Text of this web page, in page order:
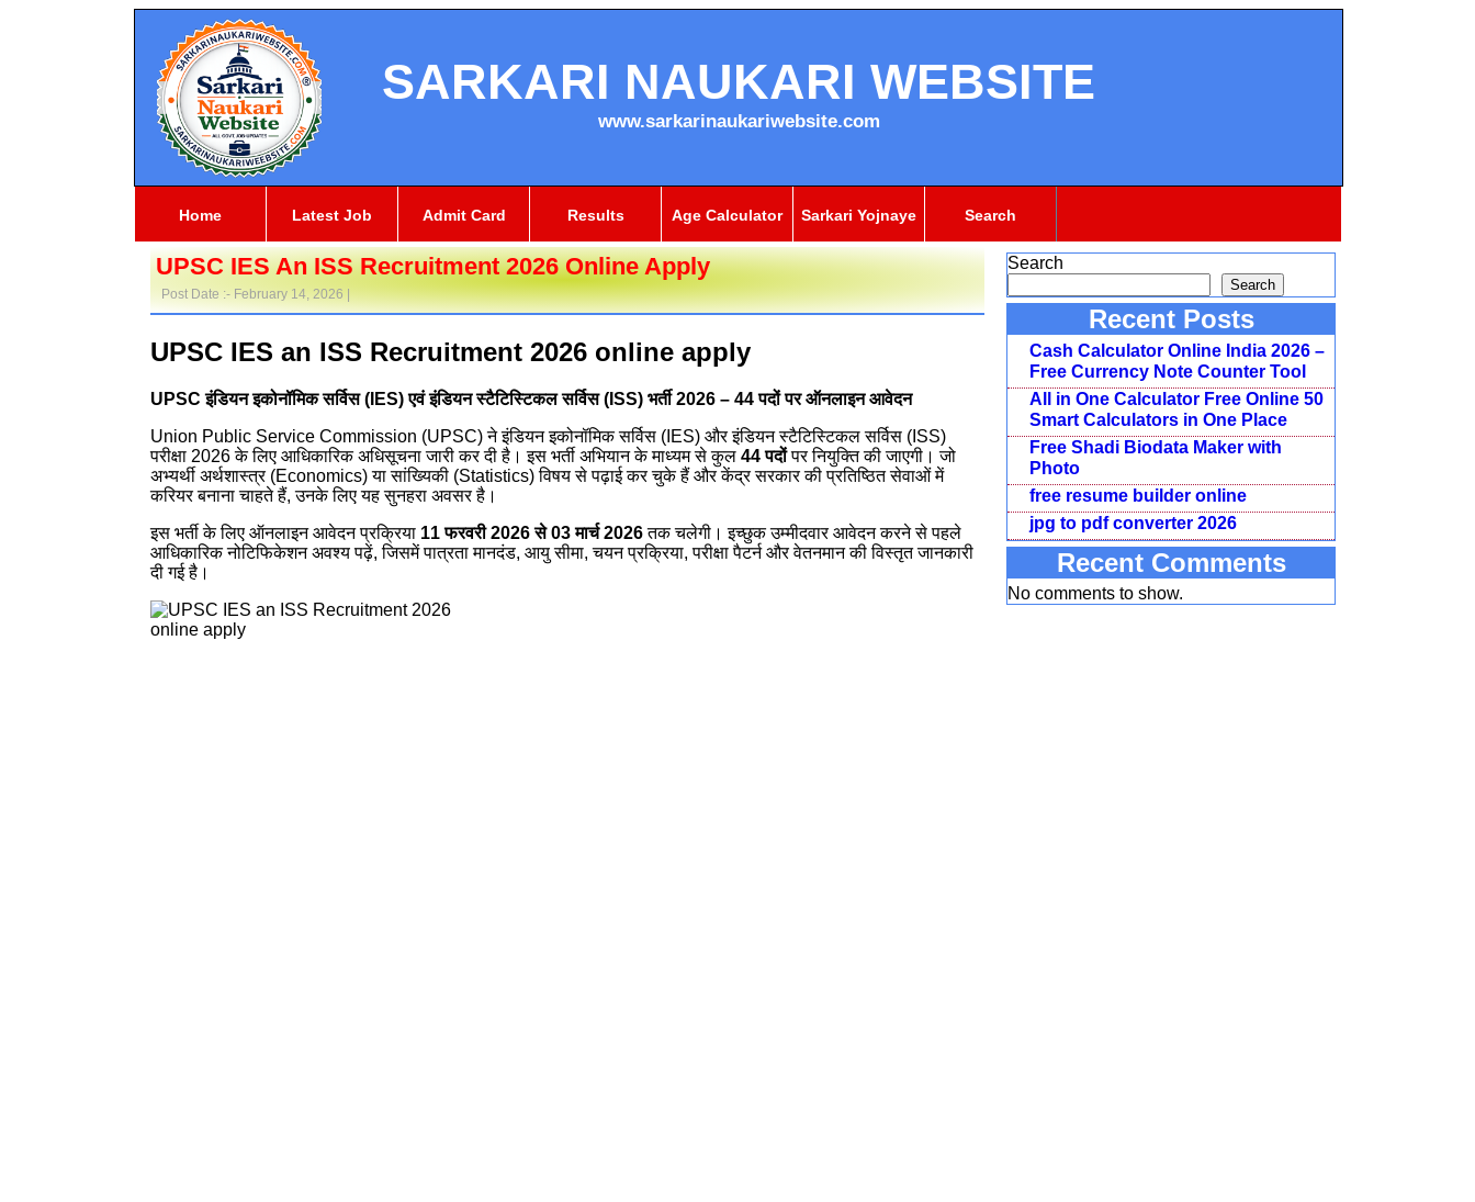
SARKARI NAUKARI WEBSITE
www.sarkarinaukariwebsite.com
Home Latest Job Admit Card Results Age Calculator Sarkari Yojnaye Search
UPSC IES An ISS Recruitment 2026 Online Apply
Post Date :- February 14, 2026 |
UPSC IES an ISS Recruitment 2026 online apply
UPSC इंडियन इकोनॉमिक सर्विस (IES) एवं इंडियन स्टैटिस्टिकल सर्विस (ISS) भर्ती 2026 – 44 पदों पर ऑनलाइन आवेदन
Union Public Service Commission (UPSC) ने इंडियन इकोनॉमिक सर्विस (IES) और इंडियन स्टैटिस्टिकल सर्विस (ISS)
परीक्षा 2026 के लिए आधिकारिक अधिसूचना जारी कर दी है। इस भर्ती अभियान के माध्यम से कुल 44 पदोंपर नियुक्ति की जाएगी। जो
अभ्यर्थी अर्थशास्त्र (Economics) या सांख्यिकी (Statistics) विषय से पढ़ाई कर चुके हैं और केंद्र सरकार की प्रतिष्ठित सेवाओं में
करियर बनाना चाहते हैं, उनके लिए यह सुनहरा अवसर है।
इस भर्ती के लिए ऑनलाइन आवेदन प्रक्रिया 11 फरवरी 2026 से 03 मार्च 2026तक चलेगी। इच्छुक उम्मीदवार आवेदन करने से पहले
आधिकारिक नोटिफिकेशन अवश्य पढ़ें, जिसमें पात्रता मानदंड, आयु सीमा, चयन प्रक्रिया, परीक्षा पैटर्न और वेतनमान की विस्तृत जानकारी
दी गई है।
Search
Search
Recent Posts
Cash Calculator Online India 2026 –
Free Currency Note Counter Tool
All in One Calculator Free Online 50
Smart Calculators in One Place
Free Shadi Biodata Maker with
Photo
free resume builder online
jpg to pdf converter 2026
Recent Comments
No comments to show.